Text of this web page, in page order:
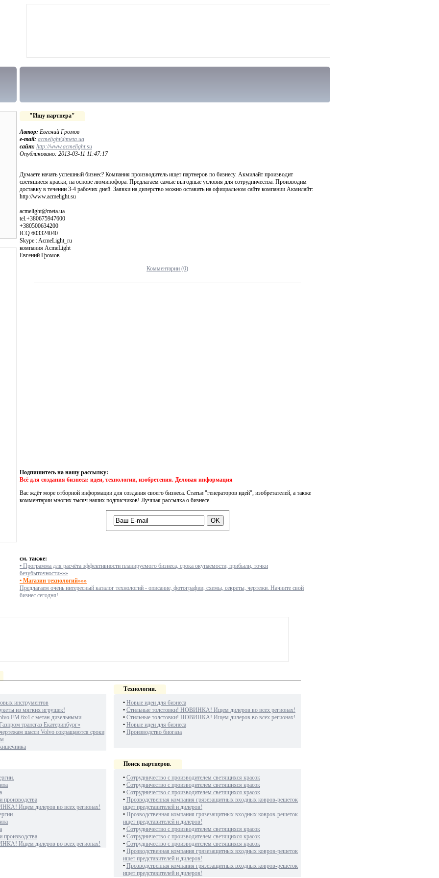
"Ищу партнера"
Автор: Евгений Громов
e-mail: acmelight@meta.ua
сайт: http://www.acmelight.su
Опубликовано: 2013-03-11 11:47:17
Думаете начать успешный бизнес? Компания производитель ищет партнеров по бизнесу. Акмилайт производит
светящиеся краски, на основе люминофора. Предлагаем самые выгодные условия для сотрудничества. Производим
доставку в течении 3-4 рабочих дней. Заявки на дилерство можно оставить на официальном сайте компании Акмилайт:
http://www.acmelight.su
acmelight@meta.ua
tel.+380675947600
+380500634200
ICQ 603324040
Skype : AcmeLight_ru
компания AcmeLight
Евгений Громов
Комментарии (0)
Подпишитесь на нашу рассылку:
Всё для создания бизнеса: идеи, технологии, изобретения. Деловая информация
Вас ждёт море отборной информации для создания своего бизнеса. Статьи "генераторов идей", изобретателей, а также
комментарии многих тысяч наших подписчиков! Лучшая рассылка о бизнесе.
см. также:
• Программа для расчёта эффективности планируемого бизнеса, срока окупаемости, прибыли, точки
безубыточности»»»
• Магазин технологий»»»
Предлагаем очень интересный каталог технологий - описание, фотографии, схемы, секреты, чертежи. Начните свой
бизнес сегодня!
инструментов
из мягких игрушек!
FM 6х4 с метан-дизельными
трансгаз Екатеринбург»
шасси Volvo сокращаются сроки
Технологии.
• Новые идеи для бизнеса
• Стильные толстовки! НОВИНКА! Ищем дилеров во всех регионах!
• Стильные толстовки! НОВИНКА! Ищем дилеров во всех регионах!
• Новые идеи для бизнеса
• Производство биогаза
производства
Ищем дилеров во всех регионах!
производства
Ищем дилеров во всех регионах!
Поиск партнеров.
• Сотрудничество с производителем светящихся красок
• Сотрудничество с производителем светящихся красок
• Сотрудничество с производителем светящихся красок
• Прозводственная компания грязезащитных входных ковров-решеток
ищет представителей и дилеров!
• Прозводственная компания грязезащитных входных ковров-решеток
ищет представителей и дилеров!
• Сотрудничество с производителем светящихся красок
• Сотрудничество с производителем светящихся красок
• Сотрудничество с производителем светящихся красок
• Прозводственная компания грязезащитных входных ковров-решеток
ищет представителей и дилеров!
• Прозводственная компания грязезащитных входных ковров-решеток
ищет представителей и дилеров!